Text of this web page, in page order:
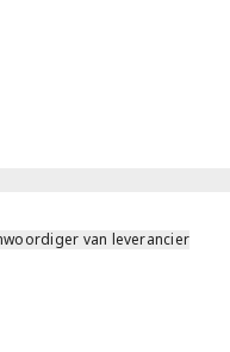
van leverancier